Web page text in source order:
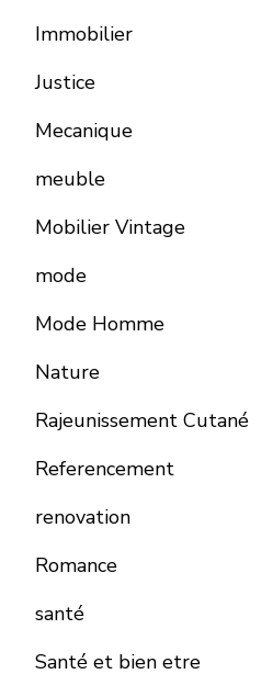
Immobilier
Justice
Mecanique
meuble
Mobilier Vintage
mode
Mode Homme
Nature
Rajeunissement Cutané
Referencement
renovation
Romance
santé
Santé et bien etre